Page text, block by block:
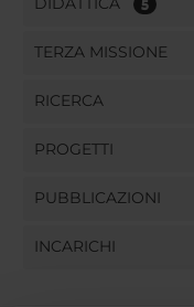
5
TERZA MISSIONE
RICERCA
PROGETTI
PUBBLICAZIONI
INCARICHI